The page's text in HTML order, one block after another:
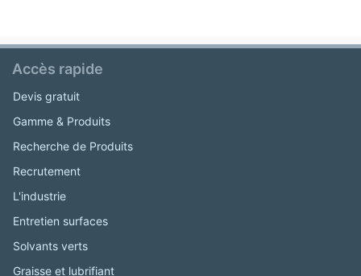
Accès rapide
Devis gratuit
Gamme & Produits
Recherche de Produits
Recrutement
L'industrie
Entretien surfaces
Solvants verts
Graisse et lubrifiant